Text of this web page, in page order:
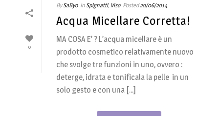
0
BySaByo InSpignatti, Viso Posted20/06/2014
Acqua Micellare Corretta!
MA COSA E’ ? L’acqua micellare è un
prodotto cosmetico relativamente nuovo
che svolge tre funzioni in uno, ovvero :
deterge, idrata e tonificala la pelle in un
solo gesto e con una [...]